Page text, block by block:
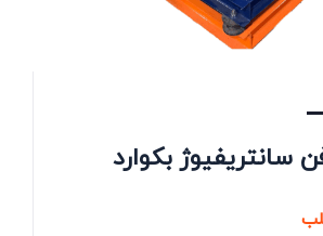
سانتریفیوژ بکوارد